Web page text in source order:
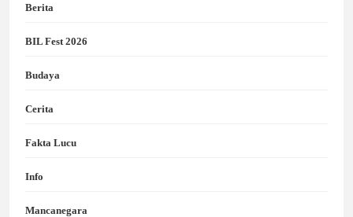
Berita
BIL Fest 2026
Budaya
Cerita
Fakta Lucu
Info
Mancanegara